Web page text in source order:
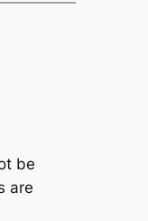
be
are